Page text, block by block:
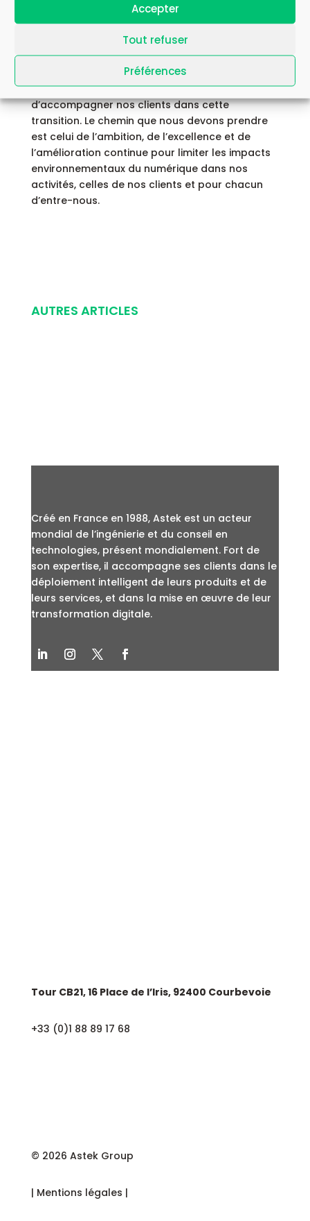
Accepter
Tout refuser
Préférences
démarche de labélisation (Label Numérique
En tant qu’acteur majeur du numérique, Astek
souhaite assumer pleinement sa responsabilité
environnementale et notre rôle doit être
d’accompagner nos clients dans cette
transition. Le chemin que nous devons prendre
est celui de l’ambition, de l’excellence et de
l’amélioration continue pour limiter les impacts
environnementaux du numérique dans nos
activités, celles de nos clients et pour chacun
d’entre-nous.
AUTRES ARTICLES
Créé en France en 1988, Astek est un acteur
mondial de l’ingénierie et du conseil en
technologies, présent mondialement. Fort de
son expertise, il accompagne ses clients dans le
déploiement intelligent de leurs produits et de
leurs services, et dans la mise en œuvre de leur
transformation digitale.
Tour CB21, 16 Place de l’Iris, 92400 Courbevoie
+33 (0)1 88 89 17 68
© 2026 Astek Group
| Mentions légales |